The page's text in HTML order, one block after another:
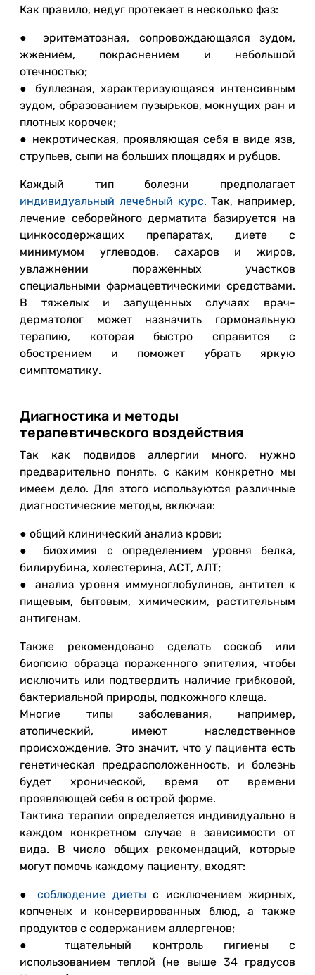
Как правило, недуг протекает в несколько фаз:
● эритематозная, сопровождающаяся зудом,
жжением, покраснением и небольшой
отечностью;
● буллезная, характеризующаяся интенсивным
зудом, образованием пузырьков, мокнущих ран и
плотных корочек;
● некротическая, проявляющая себя в виде язв,
струпьев, сыпи на больших площадях и рубцов.
Каждый тип болезни предполагает
индивидуальный лечебный курс. Так, например,
лечение себорейного дерматита базируется на
цинкосодержащих препаратах, диете с
минимумом углеводов, сахаров и жиров,
увлажнении пораженных участков
специальными фармацевтическими средствами.
В тяжелых и запущенных случаях врач-
дерматолог может назначить гормональную
терапию, которая быстро справится с
обострением и поможет убрать яркую
симптоматику.
Диагностика и методы
терапевтического воздействия
Так как подвидов аллергии много, нужно
предварительно понять, с каким конкретно мы
имеем дело. Для этого используются различные
диагностические методы, включая:
● общий клинический анализ крови;
● биохимия с определением уровня белка,
билирубина, холестерина, АСТ, АЛТ;
● анализ уровня иммуноглобулинов, антител к
пищевым, бытовым, химическим, растительным
антигенам.
Также рекомендовано сделать соскоб или
биопсию образца пораженного эпителия, чтобы
исключить или подтвердить наличие грибковой,
бактериальной природы, подкожного клеща.
Многие типы заболевания, например,
атопический, имеют наследственное
происхождение. Это значит, что у пациента есть
генетическая предрасположенность, и болезнь
будет хронической, время от времени
проявляющей себя в острой форме.
Тактика терапии определяется индивидуально в
каждом конкретном случае в зависимости от
вида. В число общих рекомендаций, которые
могут помочь каждому пациенту, входят:
● соблюдение диетыс исключением жирных,
копченых и консервированных блюд, а также
продуктов с содержанием аллергенов;
● тщательный контроль гигиены с
использованием теплой (не выше 34 градусов